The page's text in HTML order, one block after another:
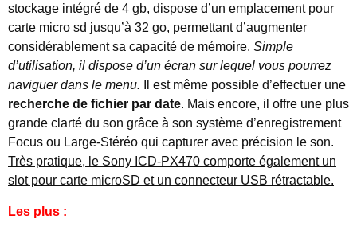
stockage intégré de 4 gb, dispose d’un emplacement pour
carte micro sd jusqu’à 32 go, permettant d’augmenter
considérablement sa capacité de mémoire. Simple
d’utilisation, il dispose d’un écran sur lequel vous pourrez
naviguer dans le menu. Il est même possible d’effectuer une
recherche de fichier par date. Mais encore, il offre une plus
grande clarté du son grâce à son système d’enregistrement
Focus ou Large-Stéréo qui capturer avec précision le son.
Très pratique, le Sony ICD-PX470 comporte également un
slot pour carte microSD et un connecteur USB rétractable.
Les plus :